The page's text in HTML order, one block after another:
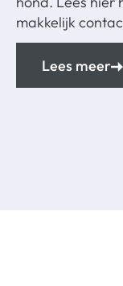
makkelijk
Lees meer